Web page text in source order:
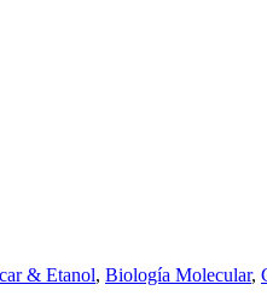
& Etanol, Biología Molecular,